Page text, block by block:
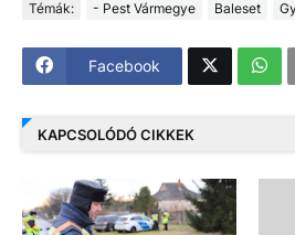
Témák: - Pest Vármegye Baleset
Facebook
KAPCSOLÓDÓ CIKKEK